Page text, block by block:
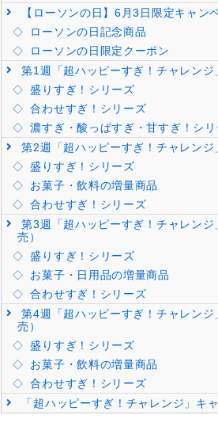
【ローソンの日】6月3日限定キャン
ローソンの日記念商品
ローソンの日限定クーポン
第1週「超ハッピーすぎ！チャレン
盛りすぎ！シリーズ
合わせすぎ！シリーズ
濃すぎ・酸っぱすぎ・甘すぎ！シリ
第2週「超ハッピーすぎ！チャレン
盛りすぎ！シリーズ
お菓子・飲料の増量商品
合わせすぎ！シリーズ
第3週「超ハッピーすぎ！チャレン
売）
盛りすぎ！シリーズ
お菓子・日用品の増量商品
合わせすぎ！シリーズ
第4週「超ハッピーすぎ！チャレン
売）
盛りすぎ！シリーズ
お菓子・飲料の増量商品
合わせすぎ！シリーズ
「超ハッピーすぎ！チャレンジ」キ